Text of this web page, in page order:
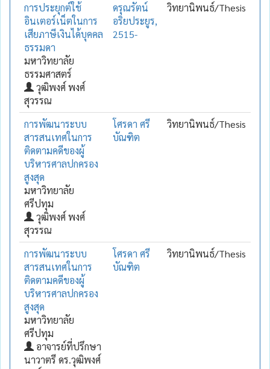
การประยุกต์ใช้
อินเตอร์เน็ตในการ
เสียภาษีเงินได้บุคคล
ธรรมดา
มหาวิทยาลัย
ธรรมศาสตร์
วุฒิพงศ์ พงศ์
สุวรรณ
ดรุณรัตน์
อริยประยูร,
2515-
วิทยานิพนธ์/Thesis
การพัฒนาระบบ
สารสนเทศในการ
ติดตามคดีของผู้
บริหารศาลปกครอง
สูงสุด
มหาวิทยาลัย
ศรีปทุม
วุฒิพงศ์ พงศ์
สุวรรณ
โศรดา ศรี
บัณฑิต
วิทยานิพนธ์/Thesis
การพัฒนาระบบ
สารสนเทศในการ
ติดตามคดีของผู้
บริหารศาลปกครอง
สูงสุด
มหาวิทยาลัย
ศรีปทุม
อาจารย์ที่ปรึกษา
นาวาตรี ดร.วุฒิพงศ์
โศรดา ศรี
บัณฑิต
วิทยานิพนธ์/Thesis